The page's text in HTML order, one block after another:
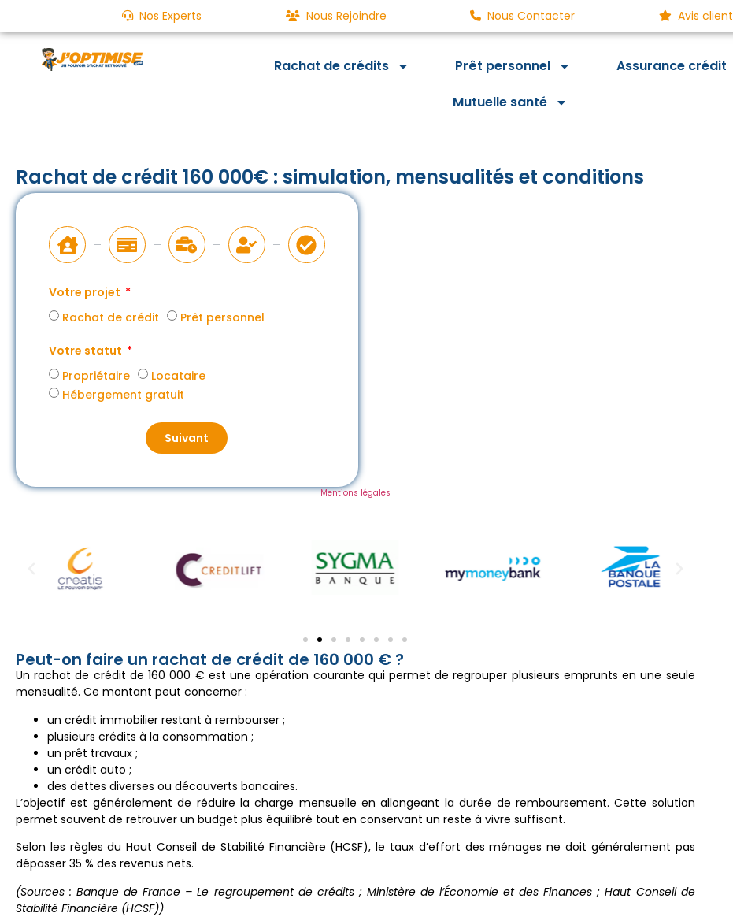
Nos Experts Nous Rejoindre Nous Contacter Avis client
Rachat de crédits Prêt personnel
Assurance crédit
Mutuelle santé
Rachat de crédit 160 000€ : simulation, mensualités et conditions
Votre projet
Rachat de crédit
Prêt personnel
Votre statut
Propriétaire
Locataire
Hébergement gratuit
Suivant
Mentions légales
Peut-on faire un rachat de crédit de 160 000 € ?
Un rachat de crédit de 160 000 € est une opération courante qui permet de regrouper plusieurs emprunts en une seule
mensualité. Ce montant peut concerner :
un crédit immobilier restant à rembourser ;
plusieurs crédits à la consommation ;
un prêt travaux ;
un crédit auto ;
des dettes diverses ou découverts bancaires.
L’objectif est généralement de réduire la charge mensuelle en allongeant la durée de remboursement. Cette solution
permet souvent de retrouver un budget plus équilibré tout en conservant un reste à vivre suffisant.
Selon les règles du Haut Conseil de Stabilité Financière (HCSF), le taux d’effort des ménages ne doit généralement pas
dépasser 35 % des revenus nets.
(Sources : Banque de France – Le regroupement de crédits ; Ministère de l’Économie et des Finances ; Haut Conseil de
Stabilité Financière (HCSF))